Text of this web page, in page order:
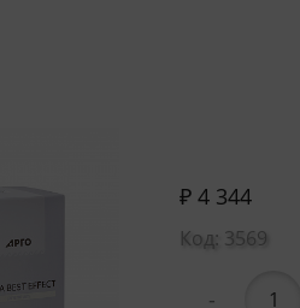
₽ 4 344
Код: 3569
-